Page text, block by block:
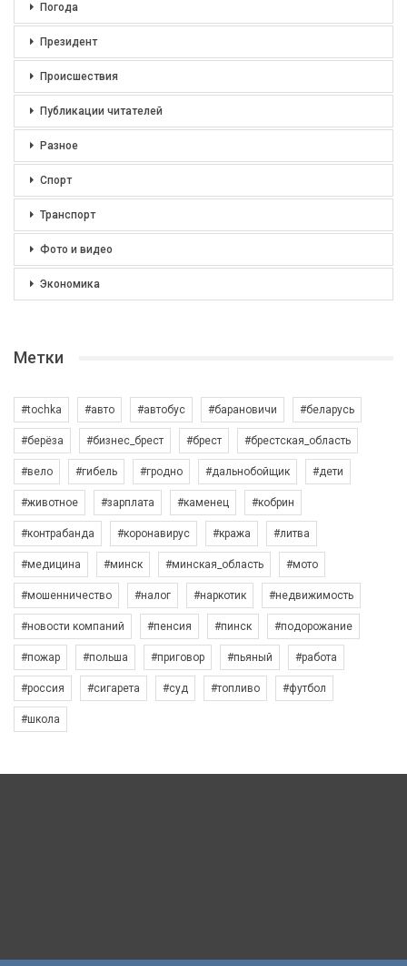
Погода
Президент
Происшествия
Публикации читателей
Разное
Спорт
Транспорт
Фото и видео
Экономика
Метки
#tochka #авто #автобус #барановичи #беларусь
#берёза #бизнес_брест #брест #брестская_область
#вело #гибель #гродно #дальнобойщик #дети
#животное #зарплата #каменец #кобрин
#контрабанда #коронавирус #кража #литва
#медицина #минск #минская_область #мото
#мошенничество #налог #наркотик #недвижимость
#новости компаний #пенсия #пинск #подорожание
#пожар #польша #приговор #пьяный #работа
#россия #сигарета #суд #топливо #футбол
#школа